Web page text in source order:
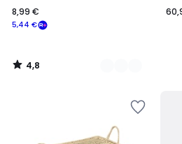
5,44 €
8,99 €
4,8
/